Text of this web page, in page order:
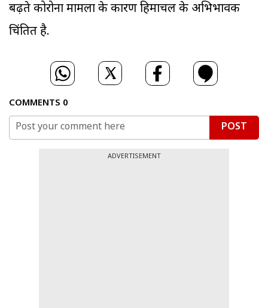
बढ़ते कोरोना मामलों के कारण हिमाचल के अभिभावक
चिंतित है.
COMMENTS 0
POST
ADVERTISEMENT